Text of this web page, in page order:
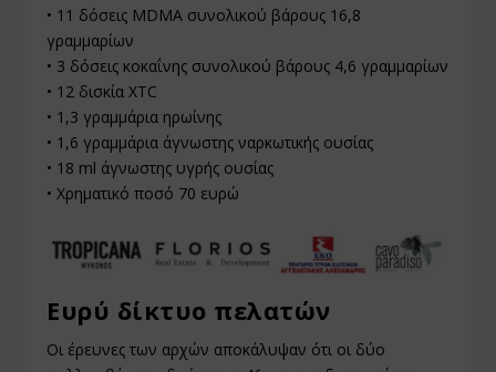
• 11 δόσεις MDMA συνολικού βάρους 16,8
γραμμαρίων
• 3 δόσεις κοκαΐνης συνολικού βάρους 4,6 γραμμαρίων
• 12 δισκία XTC
• 1,3 γραμμάρια ηρωίνης
• 1,6 γραμμάρια άγνωστης ναρκωτικής ουσίας
• 18 ml άγνωστης υγρής ουσίας
• Χρηματικό ποσό 70 ευρώ
Ευρύ δίκτυο πελατών
Οι έρευνες των αρχών αποκάλυψαν ότι οι δύο